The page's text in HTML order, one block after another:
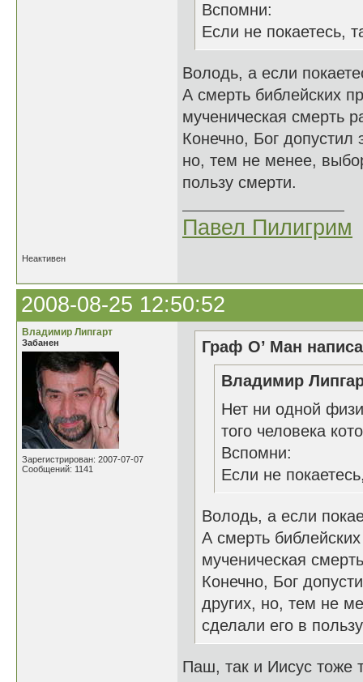
Вспомни:
Если не покаетесь,
Володь, а если
А смерть библейских
мученическая смерть
Конечно, Бог допустил
но, тем не менее,
пользу смерти.
Павел Пилигрим
Неактивен
2008-08-25 12:50:52
Владимир Липгарт
Забанен
Зарегистрирован: 2007-07-07
Сообщений: 1141
Граф О’ Ман
Владимир
Нет ни одной
того человека
Вспомни:
Если не
Володь, а если
А смерть
мученическая
Конечно, Бог
других, но, тем не
сделали его в
Паш, так и Иисус тоже